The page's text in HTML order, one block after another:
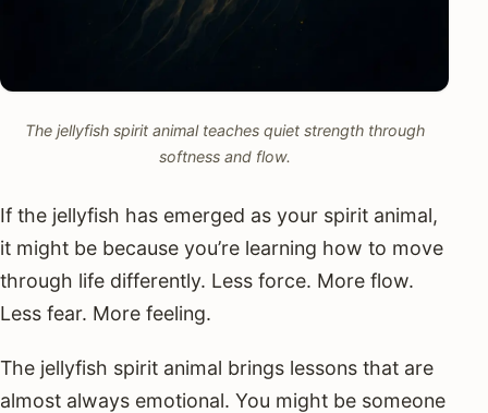
The jellyfish spirit animal teaches quiet strength through
softness and flow.
If the jellyfish has emerged as your spirit animal,
it might be because you’re learning how to move
through life differently. Less force. More flow.
Less fear. More feeling.
The jellyfish spirit animal brings lessons that are
almost always emotional. You might be someone